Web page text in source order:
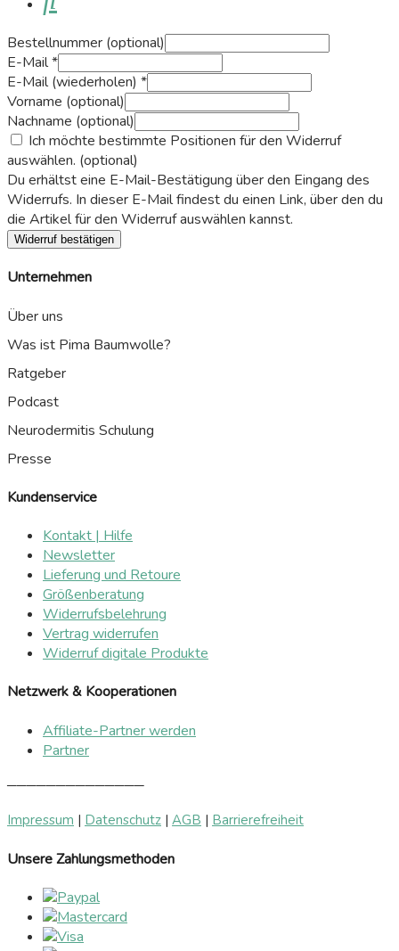
Bestellnummer (optional)
E-Mail*
E-Mail (wiederholen) *
Vorname (optional)
Nachname (optional)
Ich möchte bestimmte Positionen für den Widerruf
auswählen. (optional)
Du erhältst eine E-Mail-Bestätigung über den Eingang des
Widerrufs. In dieser E-Mail findest du einen Link, über den du
die Artikel für den Widerruf auswählen kannst.
Widerruf bestätigen
Unternehmen
Über uns
Was ist Pima Baumwolle?
Ratgeber
Podcast
Neurodermitis Schulung
Presse
Kundenservice
Kontakt | Hilfe
Newsletter
Lieferung und Retoure
Größenberatung
Widerrufsbelehrung
Vertrag widerrufen
Widerruf digitale Produkte
Netzwerk & Kooperationen
Affiliate-Partner werden
Partner
──────────────
Impressum | Datenschutz | AGB | Barrierefreiheit
Unsere Zahlungsmethoden